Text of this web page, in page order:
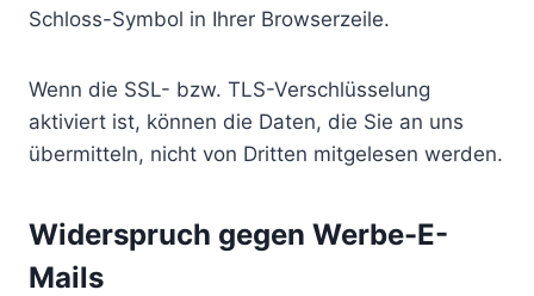
Schloss-Symbol in Ihrer Browserzeile.
Wenn die SSL- bzw. TLS-Verschlüsselung
aktiviert ist, können die Daten, die Sie an uns
übermitteln, nicht von Dritten mitgelesen werden.
Widerspruch gegen Werbe-E-
Mails